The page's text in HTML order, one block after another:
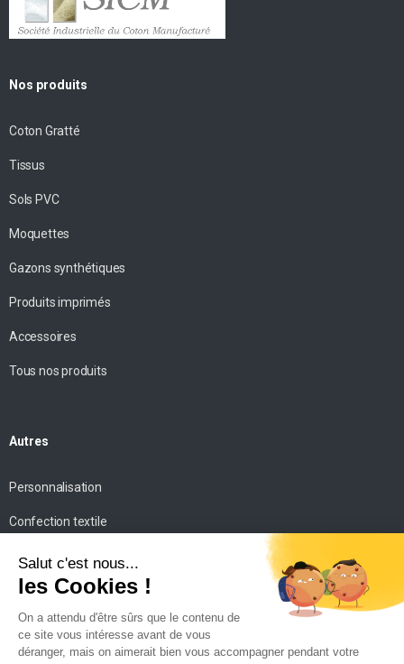
Nos produits
Coton Gratté
Tissus
Sols PVC
Moquettes
Gazons synthétiques
Produits imprimés
Accessoires
Tous nos produits
Autres
Personnalisation
Confection textile
Impression personnalisée
Mise en scène
Conseils
Contact